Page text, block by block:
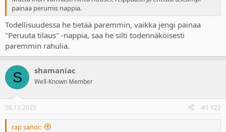
a
j
a
painaa perumis nappia.
Todellisuudessa he tietää paremmin, vaikka jengi painaa
"Peruuta tilaus" -nappia, saa he silti todennäköisesti
paremmin rahulia.
S shamaniac
Well-Known Member
08.12.2025 #1 122
rap sanoi: